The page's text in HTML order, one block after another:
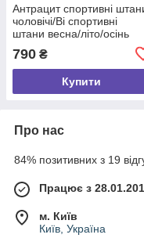
Антрацит спортивні
чоловічі/Ві спортивні
штани весна/літо/осінь
790 ₴
Купити
Про нас
84% позитивних з 19
Працює з
м. Київ
Київ, Україна